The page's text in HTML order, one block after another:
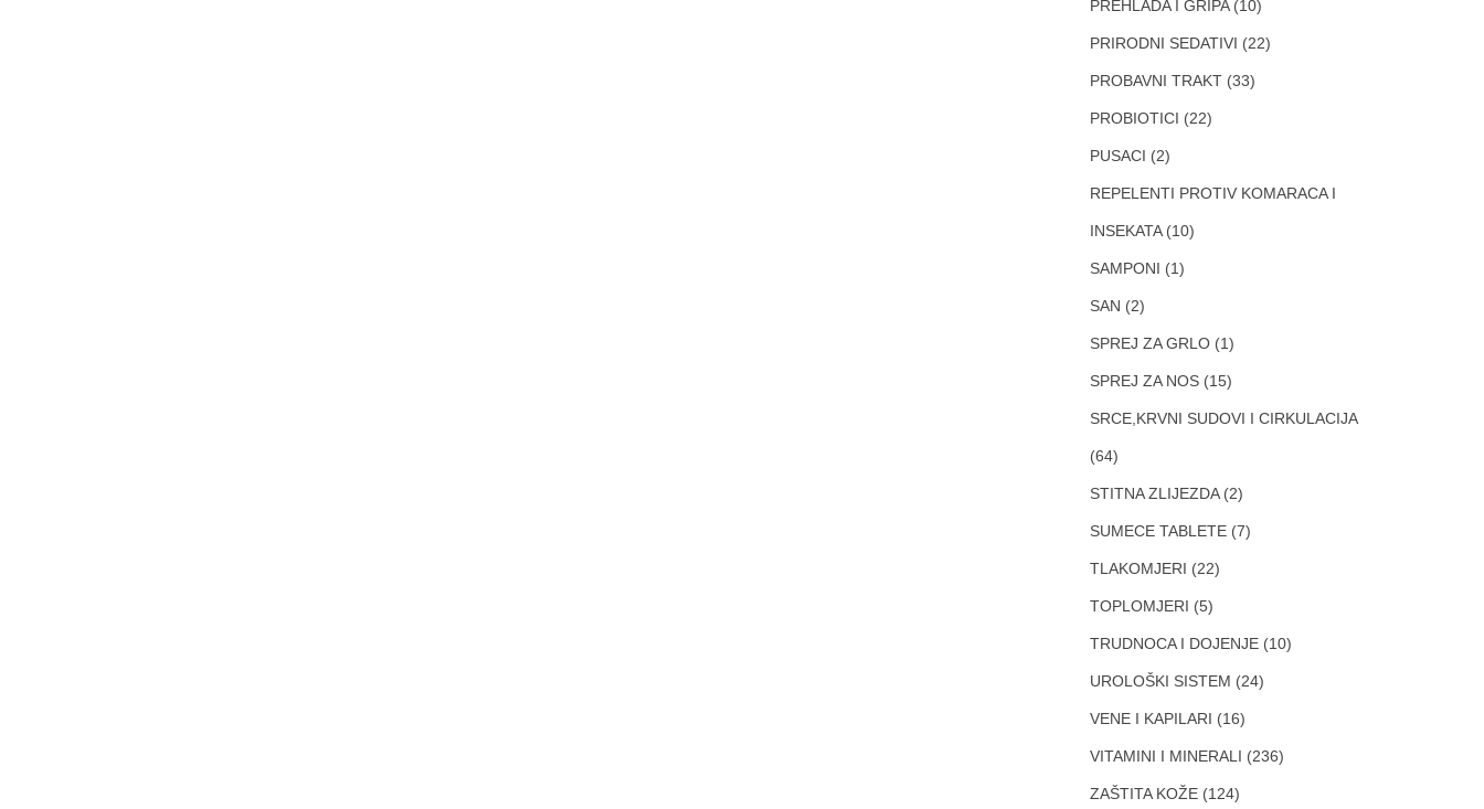
PREHLADA I GRIPA (10)
PRIRODNI SEDATIVI (22)
PROBAVNI TRAKT (33)
PROBIOTICI (22)
PUSACI (2)
REPELENTI PROTIV KOMARACA I
INSEKATA (10)
SAMPONI (1)
SAN (2)
SPREJ ZA GRLO (1)
SPREJ ZA NOS (15)
SRCE,KRVNI SUDOVI I CIRKULACIJA
(64)
STITNA ZLIJEZDA (2)
SUMECE TABLETE (7)
TLAKOMJERI (22)
TOPLOMJERI (5)
TRUDNOCA I DOJENJE (10)
UROLOŠKI SISTEM (24)
VENE I KAPILARI (16)
VITAMINI I MINERALI (236)
ZAŠTITA KOŽE (124)